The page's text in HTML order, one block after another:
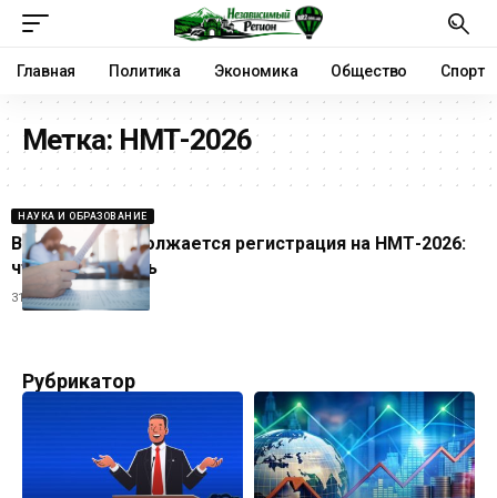
Главная Политика Экономика Общество Спорт
Метка: НМТ-2026
НАУКА И ОБРАЗОВАНИЕ
В Украине продолжается регистрация на НМТ-2026:
что важно знать
31.03.2026
Рубрикатор